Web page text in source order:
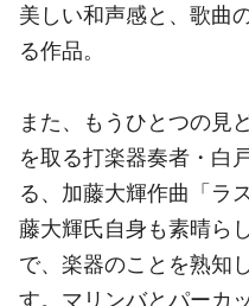
美しい和声感と、歌曲
る作品。
また、もうひとつの見
を取る打楽器奏者・白
る、加藤大輝作曲「ラ
藤大輝氏自身も素晴ら
で、楽器のことを熟知
す。マリンバとパーカ